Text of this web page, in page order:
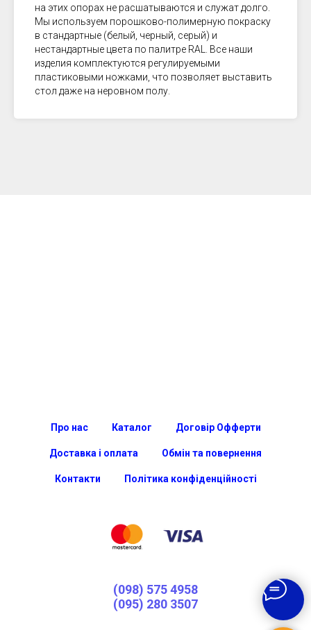
на этих опорах не расшатываются и служат долго.
Мы используем порошково-полимерную покраску
в стандартные (белый, черный, серый) и
нестандартные цвета по палитре RAL. Все наши
изделия комплектуются регулируемыми
пластиковыми ножками, что позволяет выставить
стол даже на неровном полу.
Про нас Каталог Договір Офферти
Доставка і оплата Обмін та повернення
Контакти Політика конфіденційності
(098) 575 4958
(095) 280 3507